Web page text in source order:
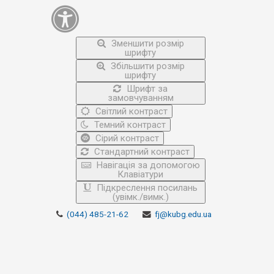
Зменшити розмір
шрифту
Збільшити розмір
шрифту
Шрифт за
замовчуванням
Світлий контраст
Темний контраст
Сірий контраст
Стандартний контраст
Навігація за допомогою
Клавіатури
Підкреслення посилань
(увімк./вимк.)
(044) 485-21-62 fj@kubg.edu.ua